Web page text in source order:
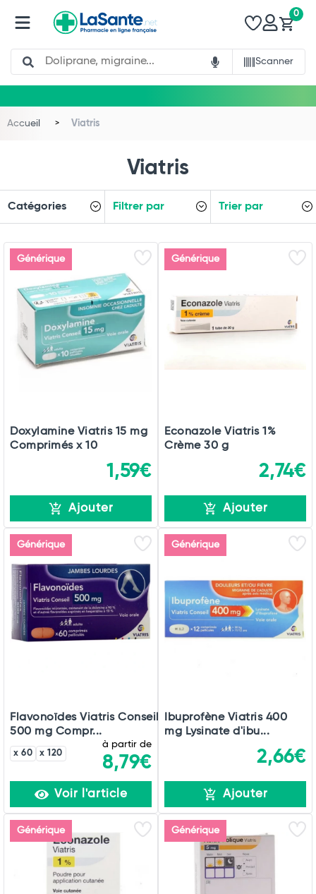
Search
Scanner
0
Accueil Viatris
Viatris
Catégories Filtrer par Trier par
Générique
Doxylamine Viatris 15 mg
Comprimés x 10
1,59€
Ajouter
Générique
Econazole Viatris 1%
Crème 30 g
2,74€
Ajouter
Générique
Flavonoïdes Viatris Conseil
500 mg Compr...
x 60 x 120
à partir de
8,79€
Voir l'article
Générique
Ibuprofène Viatris 400
mg Lysinate d'ibu...
2,66€
Ajouter
Générique Générique